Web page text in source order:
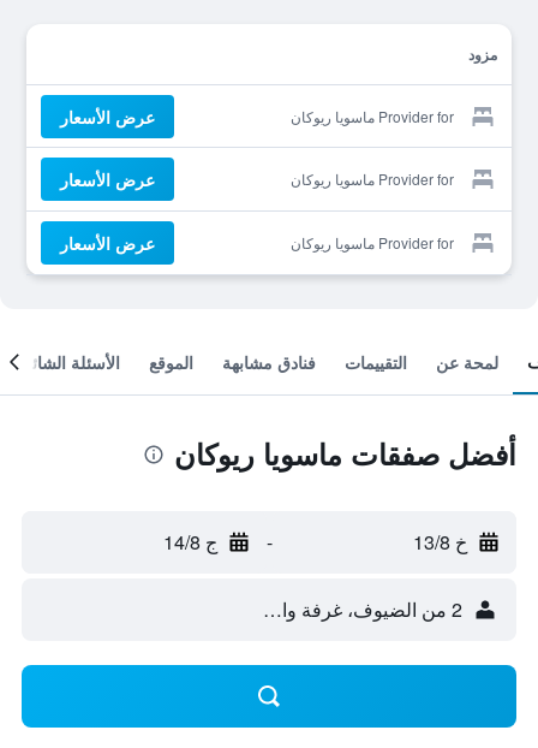
مزود
Provider for ماسويا ريوكان عرض الأسعار
Provider for ماسويا ريوكان عرض الأسعار
Provider for ماسويا ريوكان عرض الأسعار
لمحة عن التقييمات فنادق مشابهة الموقع الأسئلة الشائعة
أفضل صفقات ماسويا ريوكان
خ 13/8 - ج 14/8
2 من الضيوف، غرفة واحدة